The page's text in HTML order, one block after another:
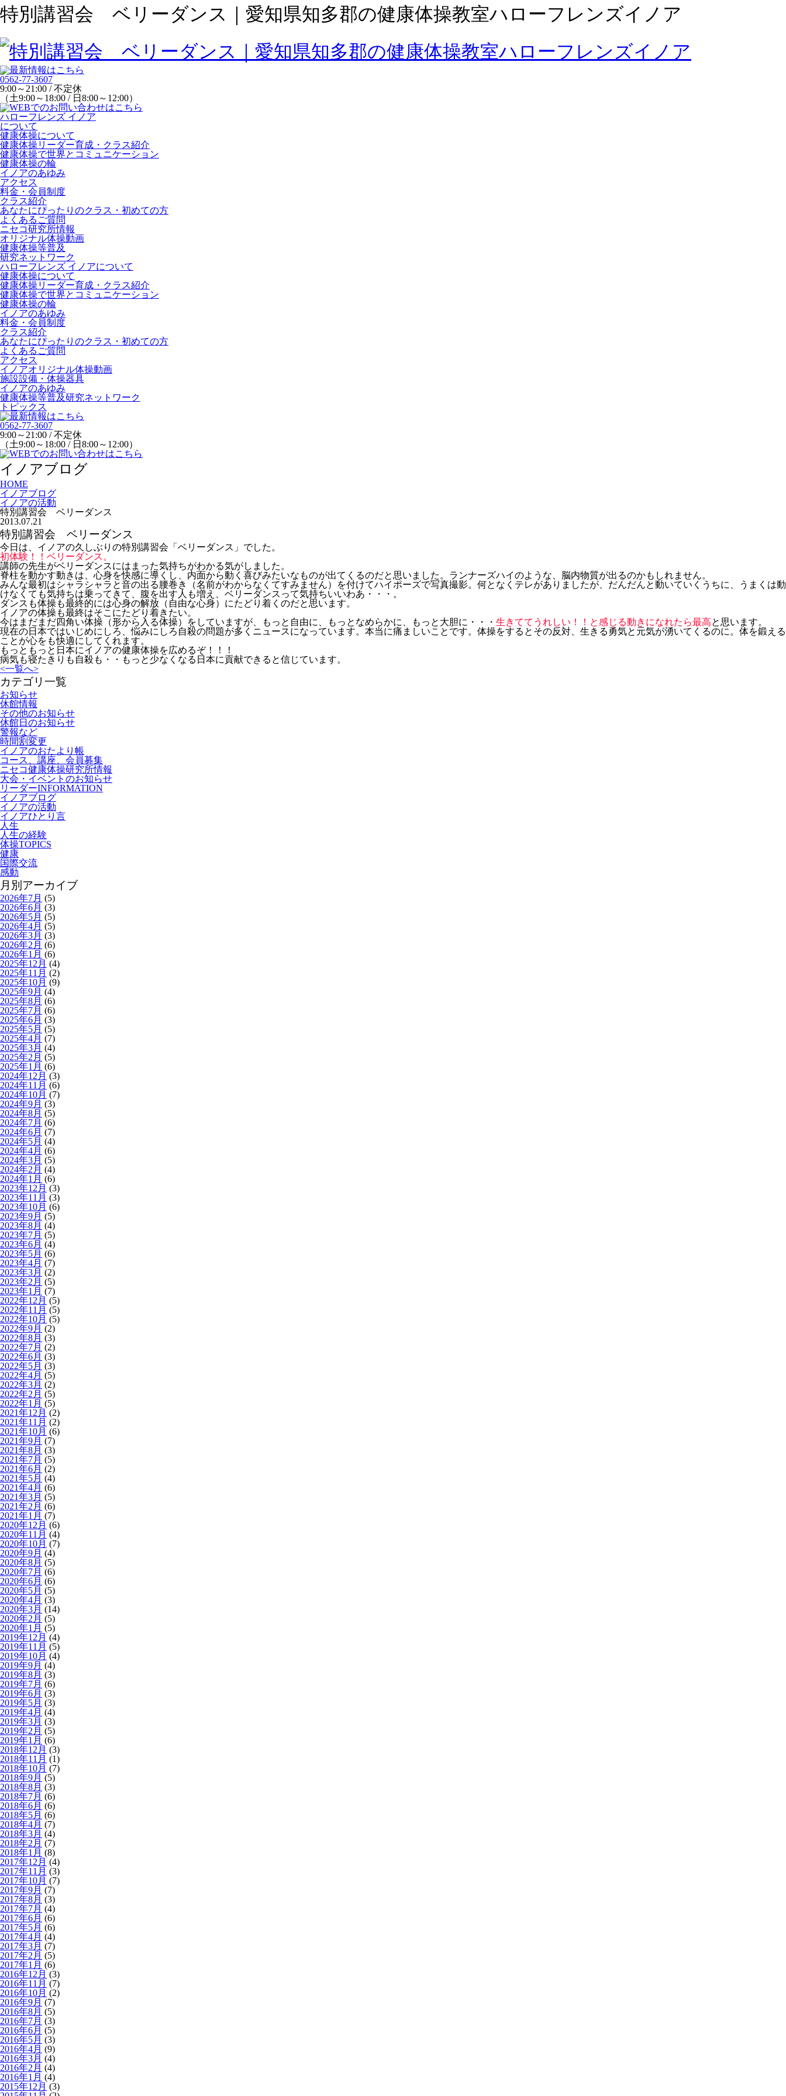
特別講習会 ベリーダンス｜愛知県知多郡の健康体操教室ハローフレンズイノア
0562-77-3607
9:00～21:00 / 不定休
（土9:00～18:00 / 日8:00～12:00）
ハローフレンズ イノア
について
健康体操について
健康体操リーダー育成・クラス紹介
健康体操で世界とコミュニケーション
健康体操の輪
イノアのあゆみ
アクセス
料金・会員制度
クラス紹介
あなたにぴったりのクラス・初めての方
よくあるご質問
ニセコ研究所情報
オリジナル体操動画
健康体操等普及
研究ネットワーク
ハローフレンズ イノアについて
健康体操について
健康体操リーダー育成・クラス紹介
健康体操で世界とコミュニケーション
健康体操の輪
イノアのあゆみ
料金・会員制度
クラス紹介
あなたにぴったりのクラス・初めての方
よくあるご質問
アクセス
イノアオリジナル体操動画
施設設備・体操器具
イノアのあゆみ
健康体操等普及研究ネットワーク
トピックス
0562-77-3607
9:00～21:00 / 不定休
（土9:00～18:00 / 日8:00～12:00）
イノアブログ
HOME
イノアブログ
イノアの活動
特別講習会 ベリーダンス
2013.07.21
特別講習会 ベリーダンス
今日は、イノアの久しぶりの特別講習会「ベリーダンス」でした。
初体験！！ベリーダンス 。
講師の先生がベリーダンスにはまった気持ちがわかる気がしました。
脊柱を動かす動きは、心身を快感に導くし、内面から動く喜びみたいなものが出てくるのだと思いました。ランナーズハイのような、脳内物質が出るのかもしれません。
みんな最初はシャラシャラと音の出る腰巻き（名前がわからなくてすみません）を付けてハイポーズで写真撮影。何となくテレがありましたが、だんだんと動いていくうちに、うまくは動
けなくても気持ちは乗ってきて、腹を出す人も増え、ベリーダンスって気持ちいいわあ・・・。
ダンスも体操も最終的には心身の解放（自由な心身）にたどり着くのだと思います。
イノアの体操も最終はそこにたどり着きたい。
今はまだまだ四角い体操（形から入る体操）をしていますが、もっと自由に、もっとなめらかに、もっと大胆に・・・ 生きててうれしい！！と感じる動きになれたら最高と思います。
現在の日本ではいじめにしろ、悩みにしろ自殺の問題が多くニュースになっています。本当に痛ましいことです。体操をするとその反対、生きる勇気と元気が湧いてくるのに。体を鍛える
ことが心をも快適にしてくれます。
もっともっと日本にイノアの健康体操を広めるぞ！！！
病気も寝たきりも自殺も・・もっと少なくなる日本に貢献できると信じています。
<一覧へ>
カテゴリ一覧
お知らせ
休館情報
その他のお知らせ
休館日のお知らせ
警報など
時間割変更
イノアのおたより帳
コース、講座、会員募集
ニセコ健康体操研究所情報
大会・イベントのお知らせ
リーダーINFORMATION
イノアブログ
イノアの活動
イノアひとり言
人生
人生の経験
体操TOPICS
健康
国際交流
感動
月別アーカイブ
2026年7月 (5)
2026年6月 (3)
2026年5月 (5)
2026年4月 (5)
2026年3月 (3)
2026年2月 (6)
2026年1月 (6)
2025年12月 (4)
2025年11月 (2)
2025年10月 (9)
2025年9月 (4)
2025年8月 (6)
2025年7月 (6)
2025年6月 (3)
2025年5月 (5)
2025年4月 (7)
2025年3月 (4)
2025年2月 (5)
2025年1月 (6)
2024年12月 (3)
2024年11月 (6)
2024年10月 (7)
2024年9月 (3)
2024年8月 (5)
2024年7月 (6)
2024年6月 (7)
2024年5月 (4)
2024年4月 (6)
2024年3月 (5)
2024年2月 (4)
2024年1月 (6)
2023年12月 (3)
2023年11月 (3)
2023年10月 (6)
2023年9月 (5)
2023年8月 (4)
2023年7月 (5)
2023年6月 (4)
2023年5月 (6)
2023年4月 (7)
2023年3月 (2)
2023年2月 (5)
2023年1月 (7)
2022年12月 (5)
2022年11月 (5)
2022年10月 (5)
2022年9月 (2)
2022年8月 (3)
2022年7月 (2)
2022年6月 (3)
2022年5月 (3)
2022年4月 (5)
2022年3月 (2)
2022年2月 (5)
2022年1月 (5)
2021年12月 (2)
2021年11月 (2)
2021年10月 (6)
2021年9月 (7)
2021年8月 (3)
2021年7月 (5)
2021年6月 (2)
2021年5月 (4)
2021年4月 (6)
2021年3月 (5)
2021年2月 (6)
2021年1月 (7)
2020年12月 (6)
2020年11月 (4)
2020年10月 (7)
2020年9月 (4)
2020年8月 (5)
2020年7月 (6)
2020年6月 (6)
2020年5月 (5)
2020年4月 (3)
2020年3月 (14)
2020年2月 (5)
2020年1月 (5)
2019年12月 (4)
2019年11月 (5)
2019年10月 (4)
2019年9月 (4)
2019年8月 (3)
2019年7月 (6)
2019年6月 (3)
2019年5月 (3)
2019年4月 (4)
2019年3月 (3)
2019年2月 (5)
2019年1月 (6)
2018年12月 (3)
2018年11月 (1)
2018年10月 (7)
2018年9月 (5)
2018年8月 (3)
2018年7月 (6)
2018年6月 (6)
2018年5月 (6)
2018年4月 (7)
2018年3月 (4)
2018年2月 (7)
2018年1月 (8)
2017年12月 (4)
2017年11月 (3)
2017年10月 (7)
2017年9月 (7)
2017年8月 (3)
2017年7月 (4)
2017年6月 (6)
2017年5月 (6)
2017年4月 (4)
2017年3月 (7)
2017年2月 (5)
2017年1月 (6)
2016年12月 (3)
2016年11月 (7)
2016年10月 (2)
2016年9月 (7)
2016年8月 (5)
2016年7月 (3)
2016年6月 (5)
2016年5月 (3)
2016年4月 (9)
2016年3月 (4)
2016年2月 (4)
2016年1月 (4)
2015年12月 (3)